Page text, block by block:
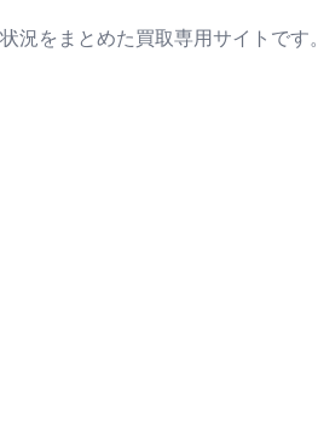
況をまとめた買取専用サイトです。